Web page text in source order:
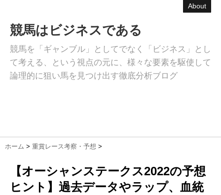
About
競馬はビジネスである
競馬を「ギャンブル」としてでなく「ビジネス」とし
て考える、という視点の元に、様々な要素を駆使して
論理的に狙い馬を見つけ出す徹底分析ブログ
ホーム > 重賞レース考察・予想 >
【オーシャンステークス2022の予想
ヒント】過去データやラップ、血統